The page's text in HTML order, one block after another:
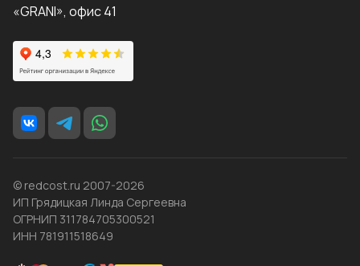
«GRANI», офис 41
© redcost.ru 2007-2026
ИП Грядицкая Линда Сергеевна
ОГРНИП 311784705300521
ИНН 781911518649